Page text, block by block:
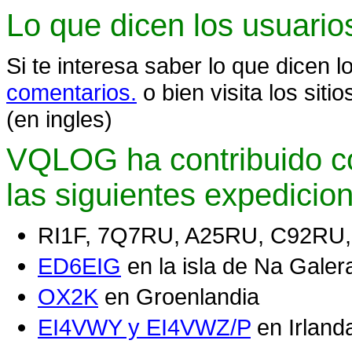
Lo que dicen los
Si te interesa saber lo que dicen
comentarios. o bien visita los
(en ingles)
VQLOG ha contribuido
las siguientes
RI1F, 7Q7RU, A25RU,
ED6EIG en la isla de Na
OX2K en Groenlandia
EI4VWY y EI4VWZ/P en